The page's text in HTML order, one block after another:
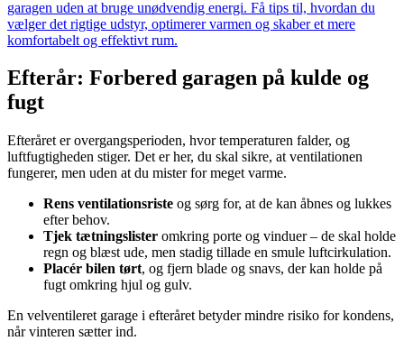
garagen uden at bruge unødvendig energi. Få tips til, hvordan du
vælger det rigtige udstyr, optimerer varmen og skaber et mere
komfortabelt og effektivt rum.
Efterår: Forbered garagen på kulde og
fugt
Efteråret er overgangsperioden, hvor temperaturen falder, og
luftfugtigheden stiger. Det er her, du skal sikre, at ventilationen
fungerer, men uden at du mister for meget varme.
Rens ventilationsriste og sørg for, at de kan åbnes og lukkes
efter behov.
Tjek tætningslister omkring porte og vinduer – de skal holde
regn og blæst ude, men stadig tillade en smule luftcirkulation.
Placér bilen tørt, og fjern blade og snavs, der kan holde på
fugt omkring hjul og gulv.
En velventileret garage i efteråret betyder mindre risiko for kondens,
når vinteren sætter ind.